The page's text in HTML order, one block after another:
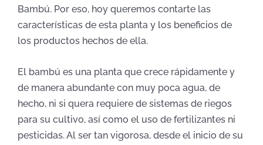
Bambú. Por eso, hoy queremos contarte las
características de esta planta y los beneficios de
los productos hechos de ella.
El bambú es una planta que crece rápidamente y
de manera abundante con muy poca agua, de
hecho, ni si quera requiere de sistemas de riegos
para su cultivo, así como el uso de fertilizantes ni
pesticidas. Al ser tan vigorosa, desde el inicio de su